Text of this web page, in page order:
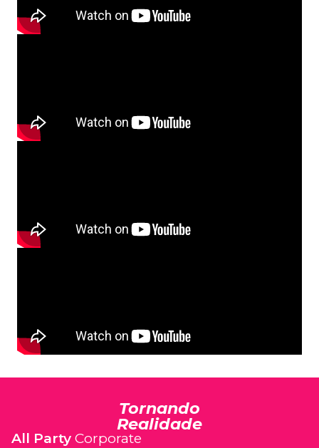
Tornando
Realidade
All Party Corporate